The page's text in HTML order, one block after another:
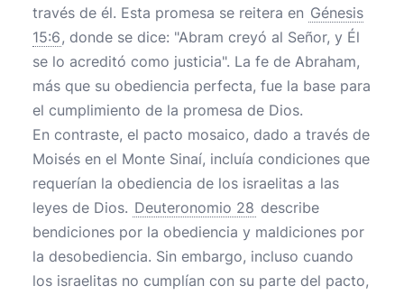
través de él. Esta promesa se reitera en Génesis
15:6, donde se dice: "Abram creyó al Señor, y Él
se lo acreditó como justicia". La fe de Abraham,
más que su obediencia perfecta, fue la base para
el cumplimiento de la promesa de Dios.
En contraste, el pacto mosaico, dado a través de
Moisés en el Monte Sinaí, incluía condiciones que
requerían la obediencia de los israelitas a las
leyes de Dios. Deuteronomio 28 describe
bendiciones por la obediencia y maldiciones por
la desobediencia. Sin embargo, incluso cuando
los israelitas no cumplían con su parte del pacto,